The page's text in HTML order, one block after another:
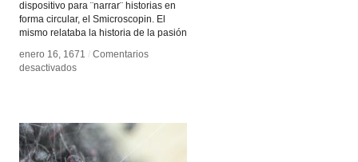
dispositivo para ¨narrar¨ historias en
forma circular, el Smicroscopin. El
mismo relataba la historia de la pasión
enero 16, 1671 / Comentarios
desactivadosen
enero 16, 1671 / Comentarios
desactivadosen